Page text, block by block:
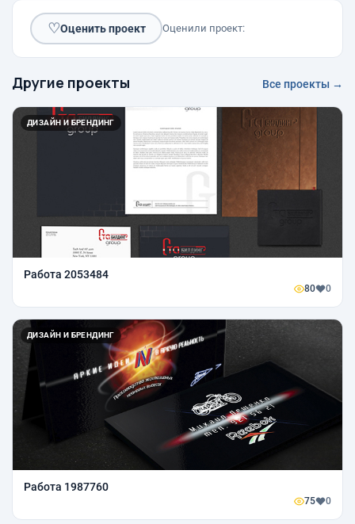
♡Оценить проект Оценили проект:
Другие проекты Все проекты →
ДИЗАЙН И БРЕНДИНГ
Работа 2053484
80 0
ДИЗАЙН И БРЕНДИНГ
Работа 1987760
75 0